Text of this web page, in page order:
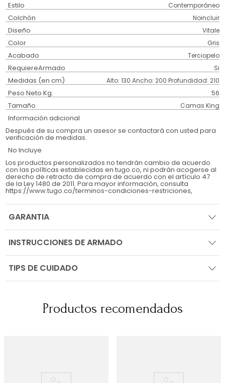
Estilo Contemporáneo
Colchón Noincluir
Diseño Vitale
Color Gris
Acabado Terciopelo
RequiereArmado Si
Medidas (en cm) Alto: 130 Ancho: 200 Profundidad: 210
Peso Neto Kg. 56
Tamaño Camas King
Información adicional
Después de su compra un asesor se contactará con usted para
verificación de medidas.
No Incluye
Los productos personalizados no tendrán cambio de acuerdo
con las políticas establecidas en tugo.co, ni podrán acogerse al
derecho de retracto de compra de acuerdo con el artículo 47
de la Ley 1480 de 2011. Para mayor información, consulta
https://www.tugo.co/terminos-condiciones-restriciones,
GARANTIA
INSTRUCCIONES DE ARMADO
TIPS DE CUIDADO
Productos recomendados